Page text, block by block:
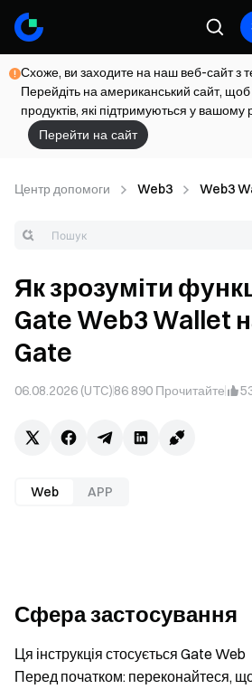
Схоже, ви заходите на наш веб-сайт з
Перейдіть на американський сайт,
продуктів, які підтримуються у вашому
Перейти на сайт
Центр допомоги Web3 Web3
Як зрозуміти
Gate Web3 Wallet
Gate
06.08.2026 (UTC)86 890 Прочитайте
Web APP
Сфера застосування
Ця інструкція стосується Gate Web
Перед початком: переконайтеся, що